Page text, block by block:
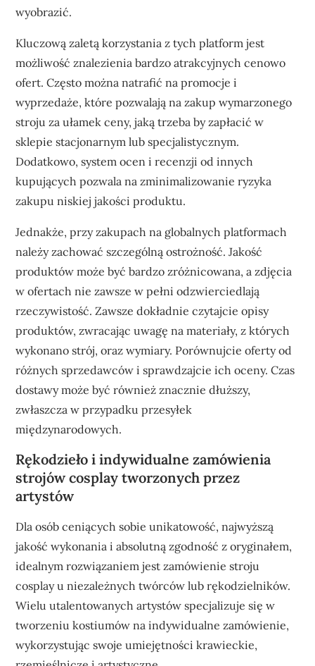
wyobrazić.
Kluczową zaletą korzystania z tych platform jest
możliwość znalezienia bardzo atrakcyjnych cenowo
ofert. Często można natrafić na promocje i
wyprzedaże, które pozwalają na zakup wymarzonego
stroju za ułamek ceny, jaką trzeba by zapłacić w
sklepie stacjonarnym lub specjalistycznym.
Dodatkowo, system ocen i recenzji od innych
kupujących pozwala na zminimalizowanie ryzyka
zakupu niskiej jakości produktu.
Jednakże, przy zakupach na globalnych platformach
należy zachować szczególną ostrożność. Jakość
produktów może być bardzo zróżnicowana, a zdjęcia
w ofertach nie zawsze w pełni odzwierciedlają
rzeczywistość. Zawsze dokładnie czytajcie opisy
produktów, zwracając uwagę na materiały, z których
wykonano strój, oraz wymiary. Porównujcie oferty od
różnych sprzedawców i sprawdzajcie ich oceny. Czas
dostawy może być również znacznie dłuższy,
zwłaszcza w przypadku przesyłek
międzynarodowych.
Rękodzieło i indywidualne zamówienia
strojów cosplay tworzonych przez
artystów
Dla osób ceniących sobie unikatowość, najwyższą
jakość wykonania i absolutną zgodność z oryginałem,
idealnym rozwiązaniem jest zamówienie stroju
cosplay u niezależnych twórców lub rękodzielników.
Wielu utalentowanych artystów specjalizuje się w
tworzeniu kostiumów na indywidualne zamówienie,
wykorzystując swoje umiejętności krawieckie,